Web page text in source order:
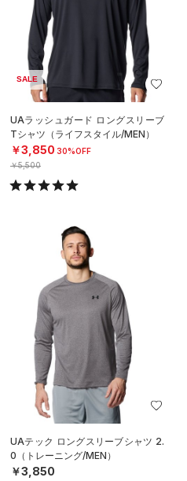
SALE
UAラッシュガード ロングスリーブ
Tシャツ（ライフスタイル/MEN）
￥3,850 30%OFF
￥5,500
UAテック ロングスリーブシャツ 2.
0（トレーニング/MEN）
￥3,850